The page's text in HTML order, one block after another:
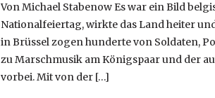
Von Michael Stabenow Es war ein Bild
Nationalfeiertag, wirkte das Land heiter
in Brüssel zogen hunderte von Soldaten,
zu Marschmusik am Königspaar und der
vorbei. Mit von der […]